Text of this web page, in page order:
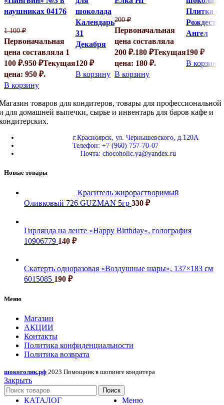
наушниках 04176
1 100₽
Первоначальная
цена составляла 1
100 ₽.950 ₽Текущая
цена: 950 ₽.
В корзину
шоколада
Календарь
31
Декабря
120 ₽
В корзину
200₽
Первоначальная
цена составляла
200 ₽.180 ₽Текущая
цена: 180 ₽.
В корзину
Плитка с
Ангел
190 ₽
В корзину
товаров для кондитеров, товары для профессиональной
для домашней выпечки, сырье и инвентарь для баров кафе и
г.Красноярск, ул. Чернышевского, д.120А
Телефон: +7 (960) 757-70-07
Почта: chocoholic.ya@yandex.ru
Новые товары
Краситель жирорастворимый
Оливковый 726 GUZMAN 5гр 330 ₽
Гирлянда на ленте «Happy Birthday», голография
10906779 140 ₽
Скатерть одноразовая «Воздушные шары», 137×183 см
6015085 190 ₽
Меню
Магазин
АКЦИИ
Контакты
Политика конфиденциальности
Политика возврата
шокоголик.рф 2023 Помощник в шопинге кондитера
Закрыть
Поиск
Меню
КАТАЛОГ